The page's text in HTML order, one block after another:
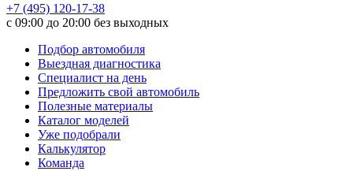
+7 (495) 120-17-38
с 09:00 до 20:00 без выходных
Подбор автомобиля
Выездная диагностика
Специалист на день
Предложить свой автомобиль
Полезные материалы
Каталог моделей
Уже подобрали
Калькулятор
Команда